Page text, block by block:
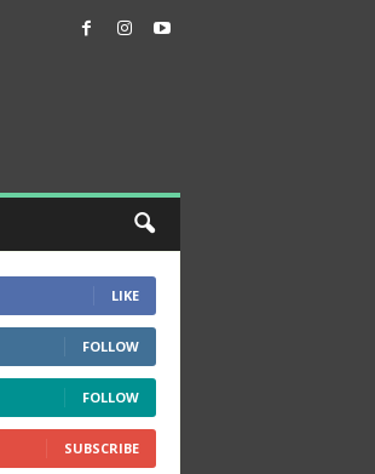
LIKE
FOLLOW
FOLLOW
SUBSCRIBE